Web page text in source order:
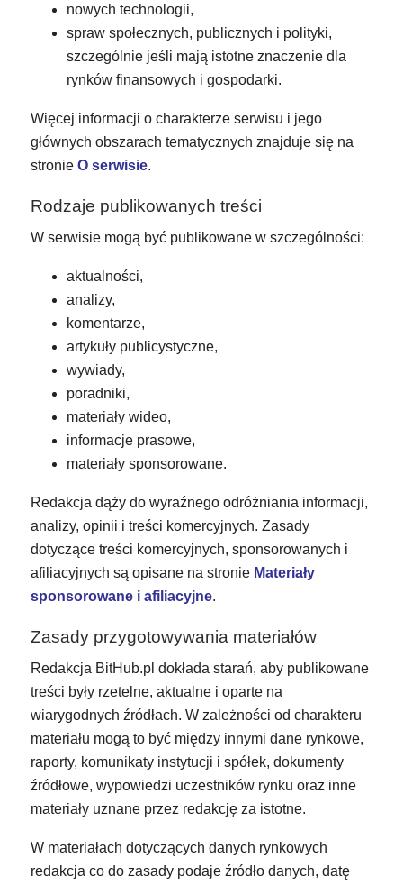
nowych technologii,
spraw społecznych, publicznych i polityki,
szczególnie jeśli mają istotne znaczenie dla
rynków finansowych i gospodarki.
Więcej informacji o charakterze serwisu i jego
głównych obszarach tematycznych znajduje się na
stronie O serwisie.
Rodzaje publikowanych treści
W serwisie mogą być publikowane w szczególności:
aktualności,
analizy,
komentarze,
artykuły publicystyczne,
wywiady,
poradniki,
materiały wideo,
informacje prasowe,
materiały sponsorowane.
Redakcja dąży do wyraźnego odróżniania informacji,
analizy, opinii i treści komercyjnych. Zasady
dotyczące treści komercyjnych, sponsorowanych i
afiliacyjnych są opisane na stronie Materiały
sponsorowane i afiliacyjne.
Zasady przygotowywania materiałów
Redakcja BitHub.pl dokłada starań, aby publikowane
treści były rzetelne, aktualne i oparte na
wiarygodnych źródłach. W zależności od charakteru
materiału mogą to być między innymi dane rynkowe,
raporty, komunikaty instytucji i spółek, dokumenty
źródłowe, wypowiedzi uczestników rynku oraz inne
materiały uznane przez redakcję za istotne.
W materiałach dotyczących danych rynkowych
redakcja co do zasady podaje źródło danych, datę